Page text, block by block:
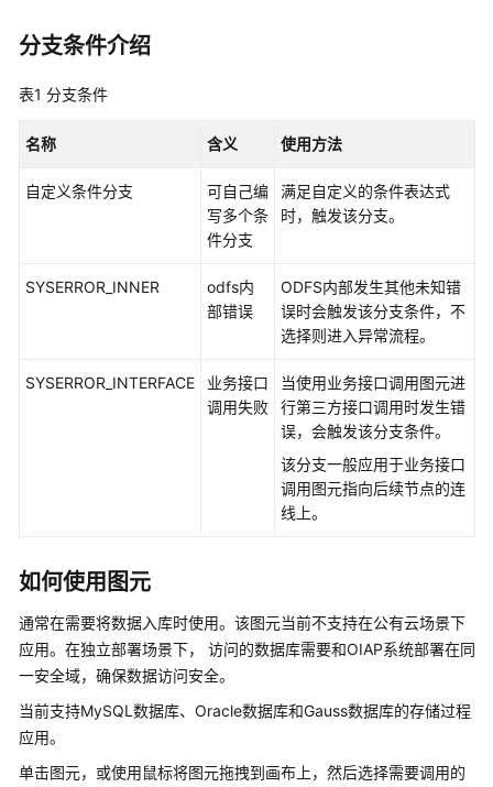
管
员
认
租
置
人
服
务
配
置
动
分支条件介绍
表1 分支条件
名称 含义 使用方法
自定义条件分支
可自己编
写多个条
件分支
满足自定义的条件表达式
时，触发该分支。
SYSERROR_INNER
odfs内
部错误
ODFS内部发生其他未知错
误时会触发该分支条件，不
选择则进入异常流程。
SYSERROR_INTERFACE
业务接口
调用失败
当使用业务接口调用图元进
行第三方接口调用时发生错
误，会触发该分支条件。
该分支一般应用于业务接口
调用图元指向后续节点的连
线上。
如何使用图元
通常在需要将数据入库时使用。该图元当前不支持在公有云场景下
应用。在独立部署场景下， 访问的数据库需要和OIAP系统部署在同
一安全域，确保数据访问安全。
当前支持MySQL数据库、Oracle数据库和Gauss数据库的存储过程
应用。
单击图元，或使用鼠标将图元拖拽到画布上，然后选择需要调用的